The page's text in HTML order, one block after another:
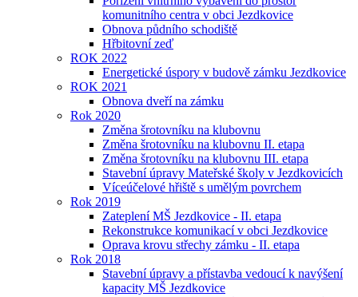
komunitního centra v obci Jezdkovice
Obnova půdního schodiště
Hřbitovní zeď
ROK 2022
Energetické úspory v budově zámku Jezdkovice
ROK 2021
Obnova dveří na zámku
Rok 2020
Změna šrotovníku na klubovnu
Změna šrotovníku na klubovnu II. etapa
Změna šrotovníku na klubovnu III. etapa
Stavební úpravy Mateřské školy v Jezdkovicích
Víceúčelové hřiště s umělým povrchem
Rok 2019
Zateplení MŠ Jezdkovice - II. etapa
Rekonstrukce komunikací v obci Jezdkovice
Oprava krovu střechy zámku - II. etapa
Rok 2018
Stavební úpravy a přístavba vedoucí k navýšení
kapacity MŠ Jezdkovice